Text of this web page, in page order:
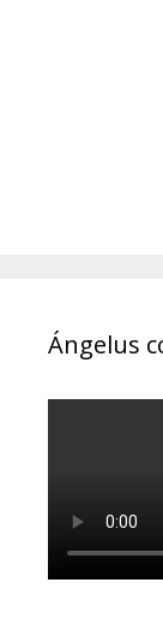
Ángelus